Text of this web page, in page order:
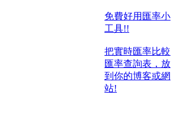
免費好用匯率小
工具!!
把實時匯率比較
匯率查詢表，放
到你的博客或網
站!